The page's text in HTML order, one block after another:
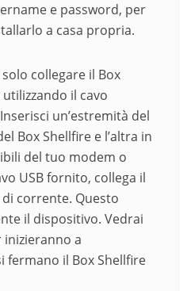
e password, per
a casa propria.
collegare il Box
il cavo
un’estremità del
Box Shellfire e l’altra in
del tuo modem o
USB fornito, collega il
corrente. Questo
il dispositivo. Vedrai
a
fermano il Box Shellfire